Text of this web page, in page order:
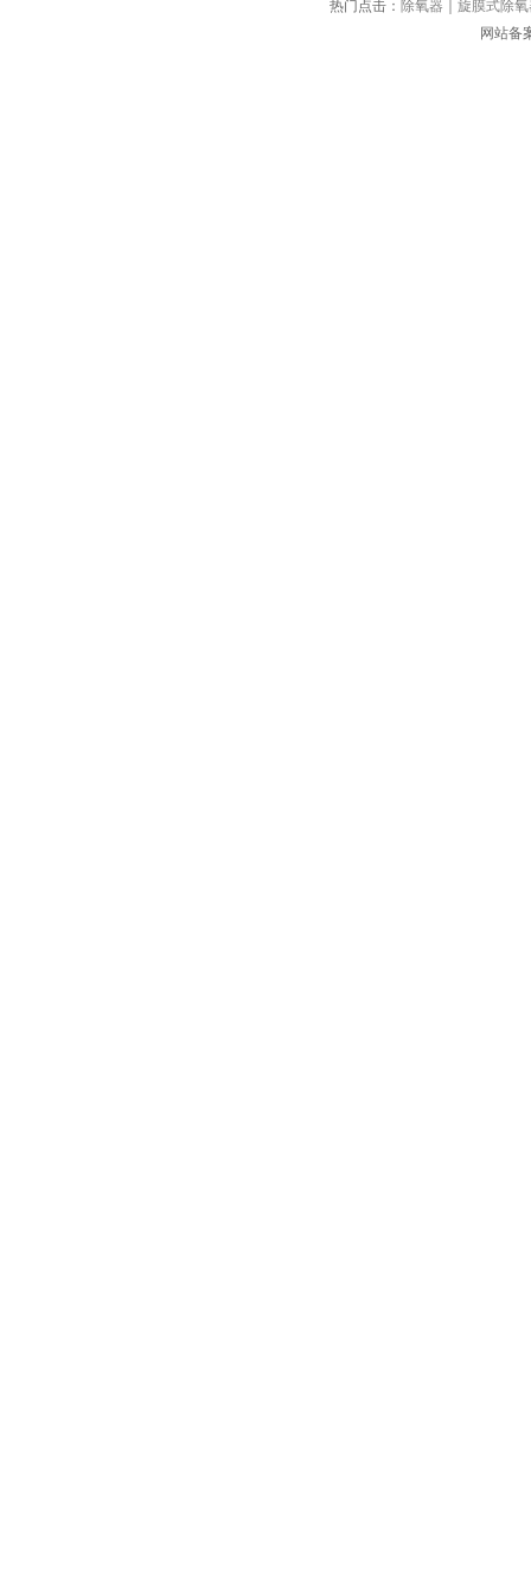
热门点击： 除氧器
旋膜式除
网站备